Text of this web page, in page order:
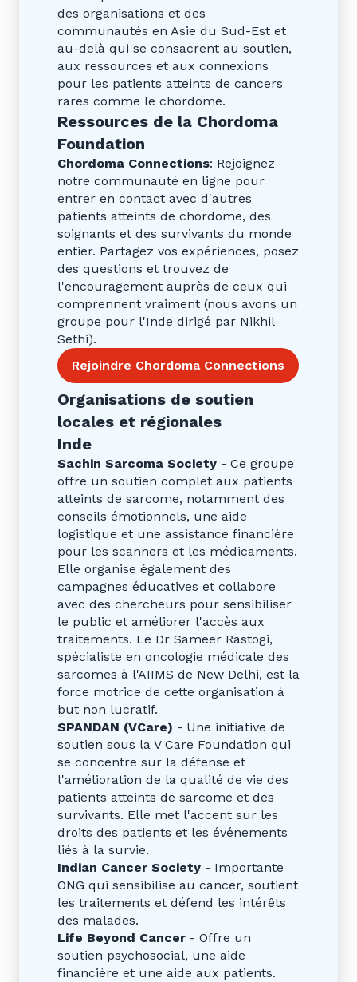
des organisations et des
communautés en Asie du Sud-Est et
au-delà qui se consacrent au soutien,
aux ressources et aux connexions
pour les patients atteints de cancers
rares comme le chordome.
Ressources de la Chordoma
Foundation
Chordoma Connections: Rejoignez
notre communauté en ligne pour
entrer en contact avec d'autres
patients atteints de chordome, des
soignants et des survivants du monde
entier. Partagez vos expériences, posez
des questions et trouvez de
l'encouragement auprès de ceux qui
comprennent vraiment (nous avons un
groupe pour l'Inde dirigé par Nikhil
Sethi).
Rejoindre Chordoma Connections
Organisations de soutien
locales et régionales
Inde
Sachin Sarcoma Society - Ce groupe
offre un soutien complet aux patients
atteints de sarcome, notamment des
conseils émotionnels, une aide
logistique et une assistance financière
pour les scanners et les médicaments.
Elle organise également des
campagnes éducatives et collabore
avec des chercheurs pour sensibiliser
le public et améliorer l'accès aux
traitements. Le Dr Sameer Rastogi,
spécialiste en oncologie médicale des
sarcomes à l'AIIMS de New Delhi, est la
force motrice de cette organisation à
but non lucratif.
SPANDAN (VCare) - Une initiative de
soutien sous la V Care Foundation qui
se concentre sur la défense et
l'amélioration de la qualité de vie des
patients atteints de sarcome et des
survivants. Elle met l'accent sur les
droits des patients et les événements
liés à la survie.
Indian Cancer Society - Importante
ONG qui sensibilise au cancer, soutient
les traitements et défend les intérêts
des malades.
Life Beyond Cancer - Offre un
soutien psychosocial, une aide
financière et une aide aux patients.